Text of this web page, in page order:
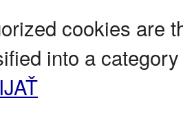
cookies are
into a